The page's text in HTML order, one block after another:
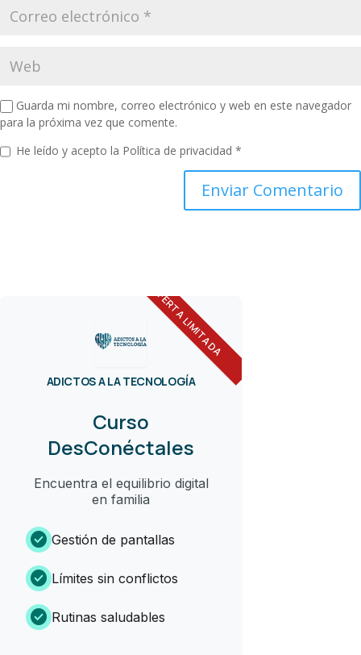
Guarda mi nombre, correo electrónico y web en este navegador
para la próxima vez que comente.
He leído y acepto la Política de privacidad *
OFERTA LIMITADA
ADICTOS A LA TECNOLOGÍA
Curso
DesConéctales
Encuentra el equilibrio digital
en familia
check_circle Gestión de pantallas
check_circle Límites sin conflictos
check_circle Rutinas saludables